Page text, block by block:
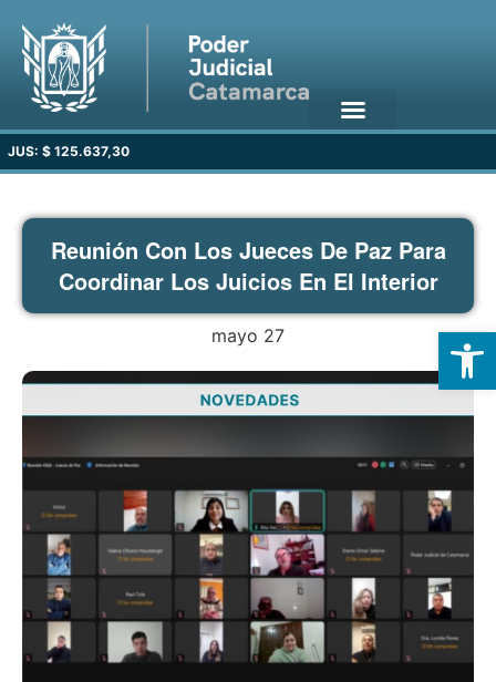
JUS: $ 125.637,30
Reunión Con Los Jueces De Paz Para
Coordinar Los Juicios En El Interior
mayo 27